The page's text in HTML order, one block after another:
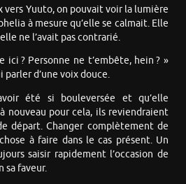
vers Yuuto, on pouvait voir la lumière
à mesure qu’elle se calmait. Elle
ne l’avait pas contrarié.
ici ? Personne ne t’embête, hein ? »
parler d’une voix douce.
été si bouleversée et qu’elle
nouveau pour cela, ils reviendraient
départ. Changer complètement de
à faire dans le cas présent. Un
saisir rapidement l’occasion de
sa faveur.